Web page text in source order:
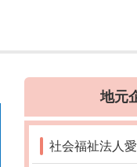
地元
社会福祉法人